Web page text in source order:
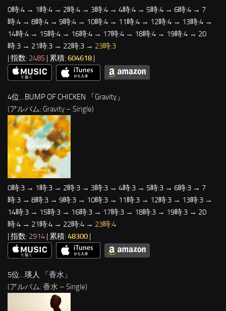
0時:4 → 1時:4 → 2時:4 → 3時:4 → 4時:4 → 5時:4 → 6時:4 → 7
時:4 → 8時:4 → 9時:4 → 10時:4 → 11時:4 → 12時:4 → 13時:4 →
14時:4 → 15時:4 → 16時:4 → 17時:4 → 18時:4 → 19時:4 → 20
時:3 → 21時:3 → 22時:3 → 23時:3
| 指数: 2485 | 累積: 604618
4位…BUMP OF CHICKEN 「Gravity 」
(アルバム: Gravity – Single)
0時:3 → 1時:3 → 2時:3 → 3時:3 → 4時:3 → 5時:3 → 6時:3 → 7
時:3 → 8時:3 → 9時:3 → 10時:3 → 11時:3 → 12時:3 → 13時:3 →
14時:3 → 15時:3 → 16時:3 → 17時:3 → 18時:3 → 19時:3 → 20
時:4 → 21時:4 → 22時:4 → 23時:4
| 指数: 2914 | 累積: 48300 |
5位…瑛人 「香水 」
(アルバム: 香水 – Single)